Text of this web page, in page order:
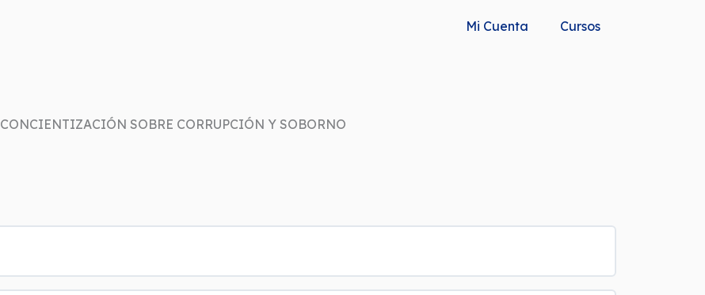
Mi Cuenta Cursos
CONCIENTIZACIÓN SOBRE CORRUPCIÓN Y SOBORNO